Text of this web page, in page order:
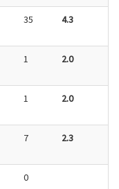
35 4.3
1 2.0
1 2.0
7 2.3
0